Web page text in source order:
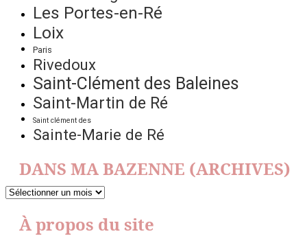
Les Portes-en-Ré
Loix
Paris
Rivedoux
Saint-Clément des Baleines
Saint-Martin de Ré
Saint clément des
Sainte-Marie de Ré
DANS MA BAZENNE (ARCHIVES)
DANS
BAZENNE
(ARCHIVES)
À propos du site